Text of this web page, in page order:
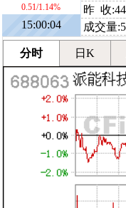
0.51/1.14%
15:00:04
昨 收
成交量
分时 日K